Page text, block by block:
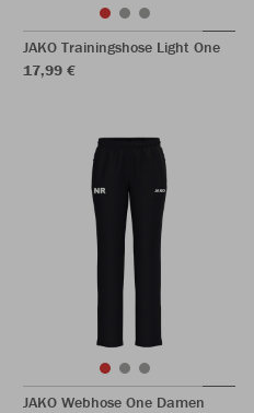
JAKO Trainingshose Light One
17,99 €
JAKO Webhose One Damen